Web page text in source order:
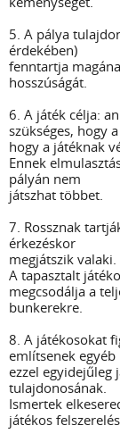
5. A pálya
érdekében)
fenntartja
hosszúságát.
6. A játék célja:
szükséges, hogy
hogy a játéknak
Ennek
pályán nem
játszhat többet.
7. Rossznak
érkezéskor
megjátszik valaki.
A tapasztalt
megcsodálja a
bunkerekre.
8. A játékosokat
említsenek
ezzel egyidejűleg
tulajdonosának.
Ismertek
játékos